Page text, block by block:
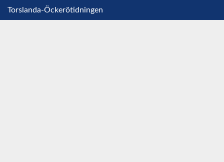
Torslanda-Öckerötidningen